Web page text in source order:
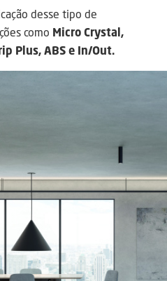
desse tipo de
como Micro Crystal,
Plus, ABS e In/Out.